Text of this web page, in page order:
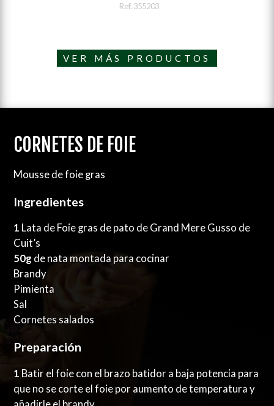
Ref. 355203
VER MÁS PRODUCTOS
CORNETES DE FOIE
Mousse de foie gras
Ingredientes
1 Lata de Foie gras de pato de Grand Mere Gusso de
Cuit’s
50g de nata montada para cocinar
Brandy
Pimienta
Sal
Cornetes salados
Preparación
1 Batir el foie con el brazo batidor a baja potencia para
que no se corte el foie por aumento de temperatura y